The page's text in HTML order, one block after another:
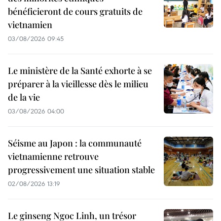
bénéficieront de cours gratuits de
vietnamien
03/08/2026 09:45
Le ministère de la Santé exhorte à se
préparer à la vieillesse dès le milieu
de la vie
03/08/2026 04:00
Séisme au Japon : la communauté
vietnamienne retrouve
progressivement une situation stable
02/08/2026 13:19
Le ginseng Ngoc Linh, un trésor